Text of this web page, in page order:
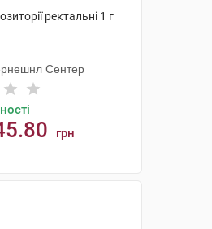
ректальні 1 г
Сентер
грн